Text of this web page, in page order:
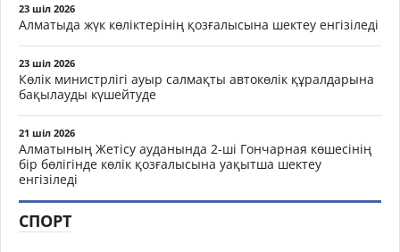
23 шіл 2026
Алматыда жүк көліктерінің қозғалысына шектеу енгізіледі
23 шіл 2026
Көлік министрлігі ауыр салмақты автокөлік құралдарына
бақылауды күшейтуде
21 шіл 2026
Алматының Жетісу ауданында 2-ші Гончарная көшесінің
бір бөлігінде көлік қозғалысына уақытша шектеу
енгізіледі
СПОРТ